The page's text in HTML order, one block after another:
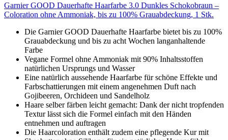
Garnier GOOD Dauerhafte Haarfarbe 3.0 Dunkles Schokobraun –
Coloration ohne Ammoniak, bis zu 100% Grauabdeckung, 1 Stk.
Die Garnier GOOD Dauerhafte Haarfarbe bietet bis zu 100%
Grauabdeckung und bis zu acht Wochen langanhaltende
Farbe
Vegane Formel ohne Ammoniak mit 90% Inhaltsstoffen
natürlichen Ursprungs und Wasser
Eine natürlich aussehende Haarfarbe für schöne Effekte und
Farbschattierungen mit einem angenehmen Duft nach
Gojibeeren, Orchideen und Sandelholz
Haare selber färben leicht gemacht: Dank der nicht tropfenden
Textur lässt sich die Formel einfach mit den Händen
entnehmen und auftragen
Die Haarcoloration enthält zudem eine pflegende Kur mit